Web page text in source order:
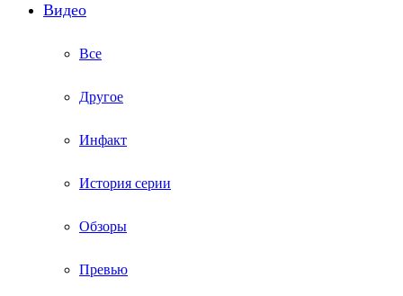
Видео
Все
Другое
Инфакт
История серии
Обзоры
Превью